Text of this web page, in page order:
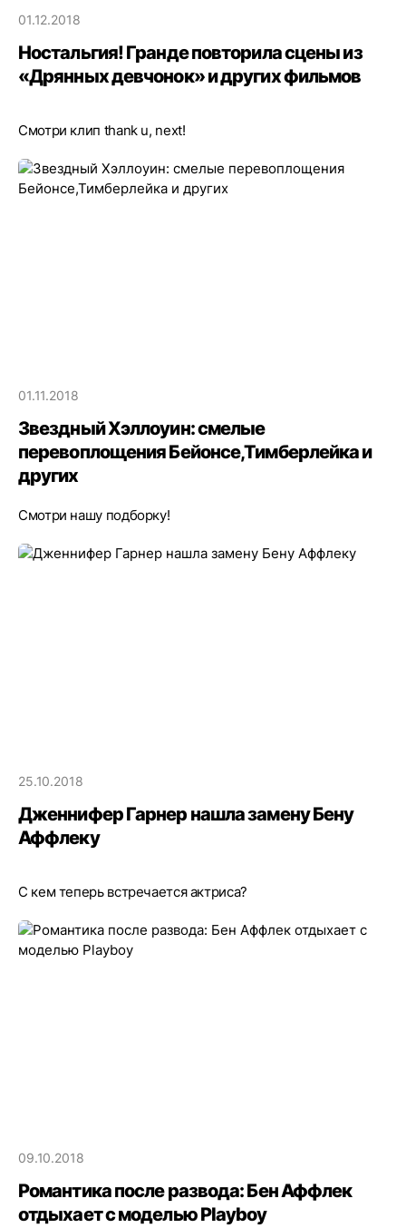
01.12.2018
Ностальгия! Гранде повторила сцены из
«Дрянных девчонок» и других фильмов
Смотри клип thank u, next!
01.11.2018
Звездный Хэллоуин: смелые
перевоплощения Бейонсе,Тимберлейка и
других
Смотри нашу подборку!
25.10.2018
Дженнифер Гарнер нашла замену Бену
Аффлеку
С кем теперь встречается актриса?
09.10.2018
Романтика после развода: Бен Аффлек
отдыхает с моделью Playboy